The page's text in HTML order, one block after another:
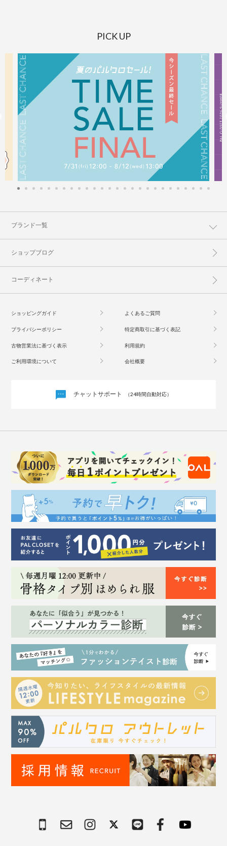
PICK UP
ブランド一覧
ショップブログ
コーディネート
ショッピングガイド よくあるご質問
プライバシーポリシー 特定商取引に基づく表記
古物営業法に基づく表示 利用規約
ご利用環境について 会社概要
チャットサポート （24時間自動対応）